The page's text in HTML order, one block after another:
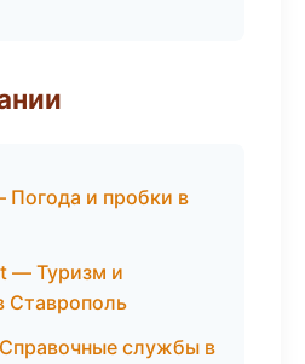
и пробки в
— Туризм и
Ставрополь
службы в